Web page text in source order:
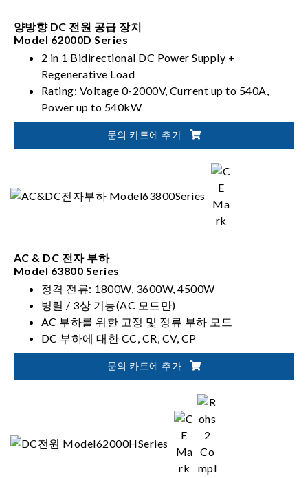
양방향 DC 전원 공급 장치
Model 62000D Series
2 in 1 Bidirectional DC Power Supply +
Regenerative Load
Rating: Voltage 0-2000V, Current up to 540A,
Power up to 540kW
PV, Battery, Fuel Cell simulation
문의 카트에 추가
AC & DC 전자 부하
Model 63800 Series
정격 전류: 1800W, 3600W, 4500W
병렬 / 3상 기능(AC 모드만)
AC 부하를 위한 고정 및 정류 부하 모드
DC 부하에 대한 CC, CR, CV, CP
문의 카트에 추가